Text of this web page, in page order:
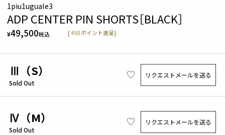
1piu1uguale3
ADP CENTER PIN SHORTS［BLACK］
¥49,500税込 [450 ポイント進呈]
Ⅲ（S）
Sold Out
リクエストメールを送る
Ⅳ（M）
Sold Out
リクエストメールを送る